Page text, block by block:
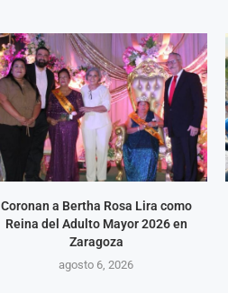
Coronan a Bertha Rosa Lira como
Reina del Adulto Mayor 2026 en
Zaragoza
agosto 6, 2026